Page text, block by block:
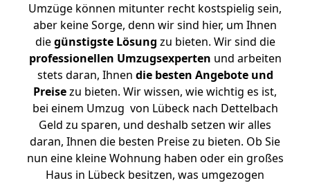
Umzüge können mitunter recht kostspielig sein,
aber keine Sorge, denn wir sind hier, um Ihnen
diegünstigste Lösung zu bieten. Wir sind die
professionellen Umzugsexperten und arbeiten
stets daran, Ihnen die besten Angebote und
Preisezu bieten. Wir wissen, wie wichtig es ist,
bei einem Umzug von Lübeck nach Dettelbach
Geld zu sparen, und deshalb setzen wir alles
daran, Ihnen die besten Preise zu bieten. Ob Sie
nun eine kleine Wohnung haben oder ein großes
Haus in Lübeck besitzen, was umgezogen